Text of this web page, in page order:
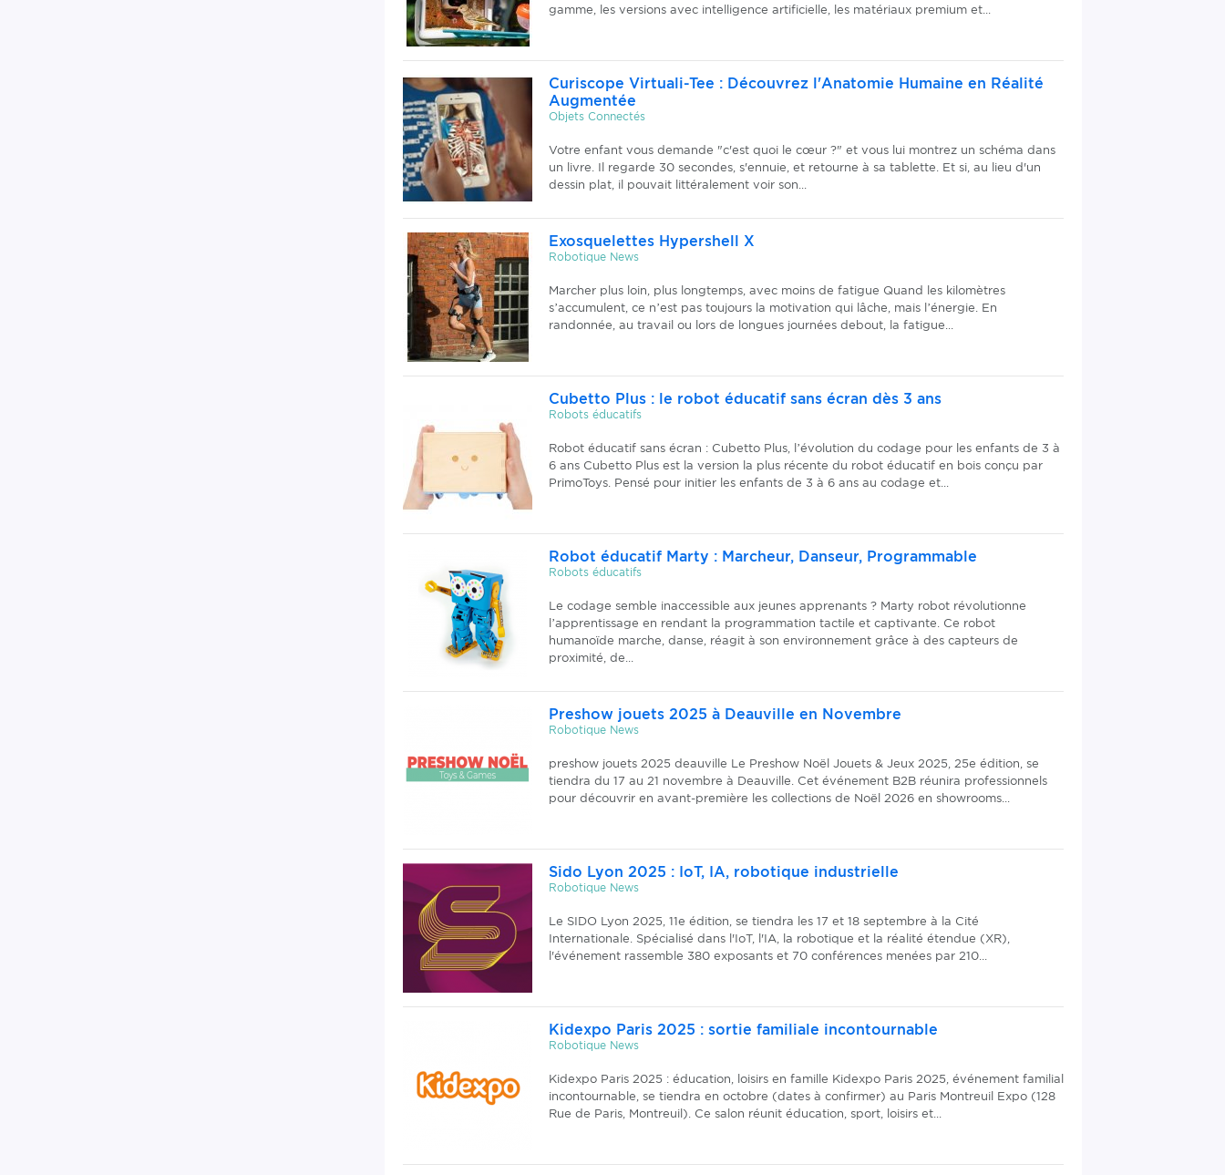
gamme, les versions avec intelligence artificielle, les matériaux premium et...
Curiscope Virtuali-Tee : Découvrez l'Anatomie Humaine en Réalité
Augmentée
Objets Connectés
Votre enfant vous demande "c'est quoi le cœur ?" et vous lui montrez un schéma dans
un livre. Il regarde 30 secondes, s'ennuie, et retourne à sa tablette. Et si, au lieu d'un
dessin plat, il pouvait littéralement voir son...
Exosquelettes Hypershell X
Robotique News
Marcher plus loin, plus longtemps, avec moins de fatigue Quand les kilomètres
s’accumulent, ce n’est pas toujours la motivation qui lâche, mais l’énergie. En
randonnée, au travail ou lors de longues journées debout, la fatigue...
Cubetto Plus : le robot éducatif sans écran dès 3 ans
Robots éducatifs
Robot éducatif sans écran : Cubetto Plus, l’évolution du codage pour les enfants de 3 à
6 ans Cubetto Plus est la version la plus récente du robot éducatif en bois conçu par
PrimoToys. Pensé pour initier les enfants de 3 à 6 ans au codage et...
Robot éducatif Marty : Marcheur, Danseur, Programmable
Robots éducatifs
Le codage semble inaccessible aux jeunes apprenants ? Marty robot révolutionne
l’apprentissage en rendant la programmation tactile et captivante. Ce robot
humanoïde marche, danse, réagit à son environnement grâce à des capteurs de
proximité, de...
Preshow jouets 2025 à Deauville en Novembre
Robotique News
preshow jouets 2025 deauville Le Preshow Noël Jouets & Jeux 2025, 25e édition, se
tiendra du 17 au 21 novembre à Deauville. Cet événement B2B réunira professionnels
pour découvrir en avant-première les collections de Noël 2026 en showrooms...
Sido Lyon 2025 : IoT, IA, robotique industrielle
Robotique News
Le SIDO Lyon 2025, 11e édition, se tiendra les 17 et 18 septembre à la Cité
Internationale. Spécialisé dans l'IoT, l'IA, la robotique et la réalité étendue (XR),
l'événement rassemble 380 exposants et 70 conférences menées par 210...
Kidexpo Paris 2025 : sortie familiale incontournable
Robotique News
Kidexpo Paris 2025 : éducation, loisirs en famille Kidexpo Paris 2025, événement familial
incontournable, se tiendra en octobre (dates à confirmer) au Paris Montreuil Expo (128
Rue de Paris, Montreuil). Ce salon réunit éducation, sport, loisirs et...